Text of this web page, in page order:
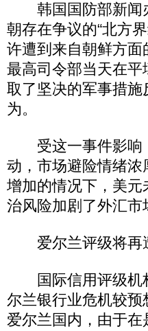
韩国国防部新闻
朝存在争议的“北方
许遭到来自朝鲜方
最高司令部当天在
取了坚决的军事措
为。
受这一事件影响
动，市场避险情绪
增加的情况下，美
治风险加剧了外汇
爱尔兰评级将再
国际信用评级机
尔兰银行业危机较
爱尔兰国内，由于